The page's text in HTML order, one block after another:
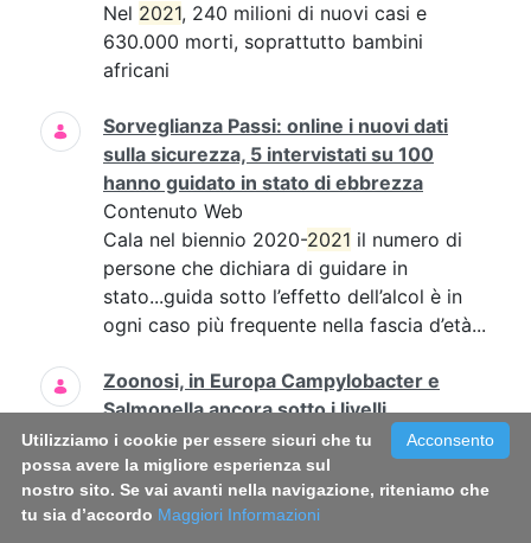
Nel 2021, 240 milioni di nuovi casi e
630.000 morti, soprattutto bambini
africani
Sorveglianza Passi: online i nuovi dati
sulla sicurezza, 5 intervistati su 100
hanno guidato in stato di ebbrezza
Contenuto Web
Cala nel biennio 2020-2021 il numero di
persone che dichiara di guidare in
stato...guida sotto l’effetto dell’alcol è in
ogni caso più frequente nella fascia d’età...
Zoonosi, in Europa Campylobacter e
Salmonella ancora sotto i livelli
prepandemici, cresce il West Nile
Contenuto Web
sono stati la campilobatteriosi (circa
137mila segnalazioni, stabile rispetto al
Acconsento
Utilizziamo i cookie per essere sicuri che tu
possa avere la migliore esperienza sul
nostro sito. Se vai avanti nella navigazione, riteniamo che
tu sia d’accordo Maggiori Informazioni